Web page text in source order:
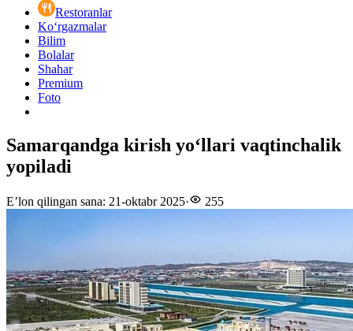
Restoranlar
Ko‘rgazmalar
Bilim
Bolalar
Shahar
Premium
Foto
Samarqandga kirish yoʻllari vaqtinchalik
yopiladi
E’lon qilingan sana: 21-oktabr 2025· 255